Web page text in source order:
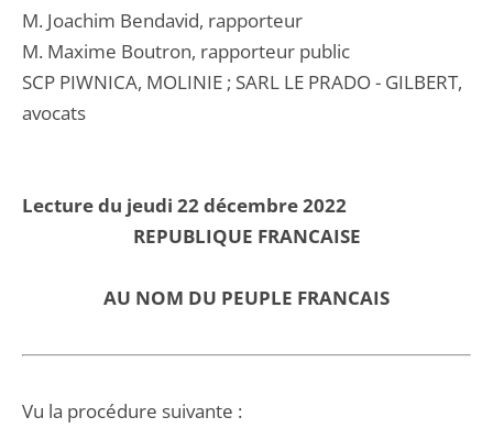
M. Joachim Bendavid, rapporteur
M. Maxime Boutron, rapporteur public
SCP PIWNICA, MOLINIE ; SARL LE PRADO - GILBERT,
avocats
Lecture du jeudi 22 décembre 2022
REPUBLIQUE FRANCAISE
AU NOM DU PEUPLE FRANCAIS
Vu la procédure suivante :